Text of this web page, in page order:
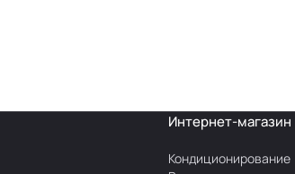
Интернет-магазин
Кондиционирование